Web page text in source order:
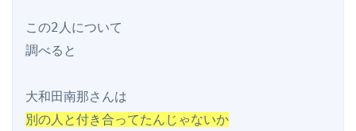
この2人について
調べると
別の人と付き合ってたんじゃないか